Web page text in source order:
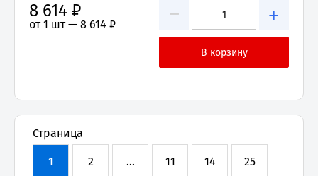
− +
8 614 ₽
от 1 шт — 8 614 ₽
Страница
1 2 ... 11 14 25